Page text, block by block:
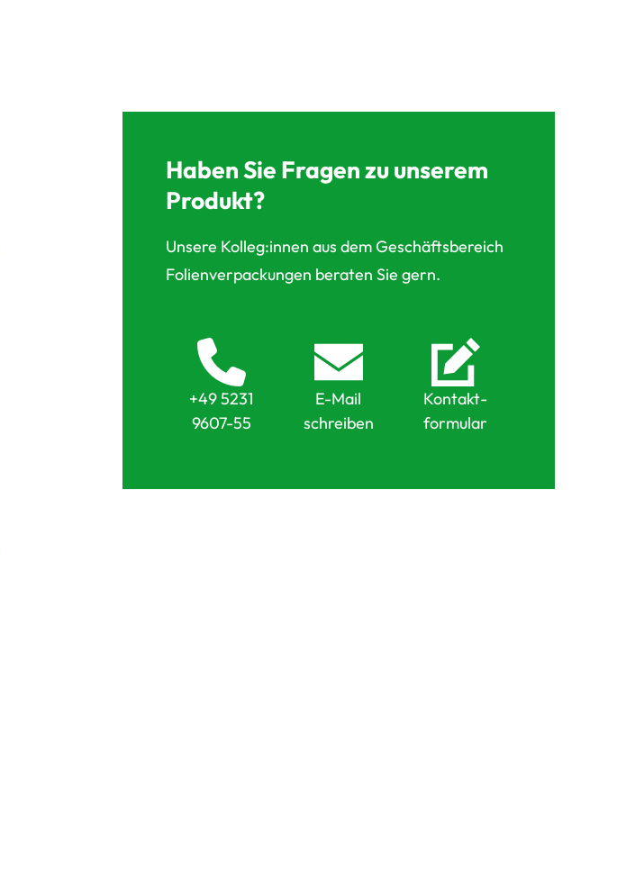
Haben Sie Fragen zu unserem
Produkt?
Unsere Kolleg:innen aus dem Geschäftsbereich
Folienverpackungen beraten Sie gern.
+49 5231
9607-55
E-Mail
schreiben
Kontakt-
formular